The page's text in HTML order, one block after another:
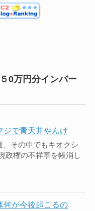
0万円分インバー
ジで青天井やんけ
その中でもキオクシ
政権の不祥事を帳消し
何が今後起こるの